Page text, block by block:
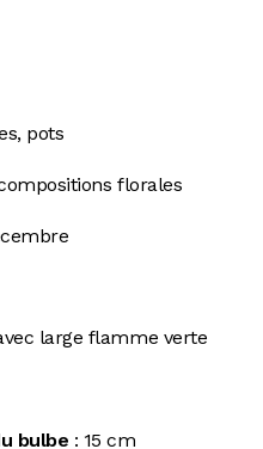
pots
florales
large flamme verte
bulbe : 15 cm